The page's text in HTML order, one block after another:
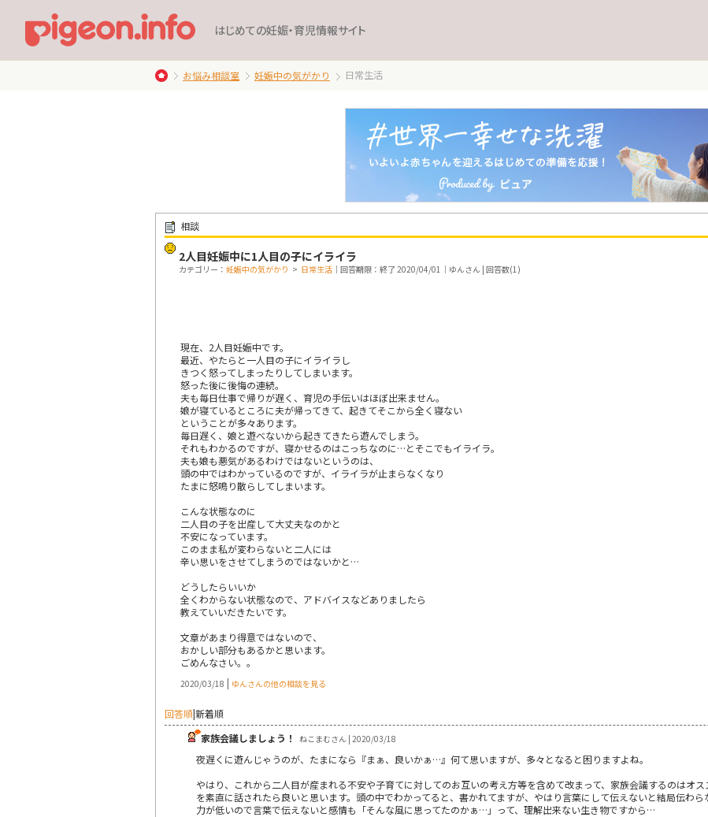
はじめての妊娠・育児情報サイト
お悩み相談室 妊娠中の気がかり 日常生活
相談
2人目妊娠中に1人目の子にイライラ
カテゴリー： 妊娠中の気がかり > 日常生活 ｜回答期限：終了 2020/04/01｜ゆんさん | 回答数(1)
現在、2人目妊娠中です。
最近、やたらと一人目の子にイライラし
きつく怒ってしまったりしてしまいます。
怒った後に後悔の連続。
夫も毎日仕事で帰りが遅く、育児の手伝いはほぼ出来ません。
娘が寝ているところに夫が帰ってきて、起きてそこから全く寝ない
ということが多々あります。
毎日遅く、娘と遊べないから起きてきたら遊んでしまう。
それもわかるのですが、寝かせるのはこっちなのに…とそこでもイライラ。
夫も娘も悪気があるわけではないというのは、
頭の中ではわかっているのですが、イライラが止まらなくなり
たまに怒鳴り散らしてしまいます。
こんな状態なのに
二人目の子を出産して大丈夫なのかと
不安になっています。
このまま私が変わらないと二人には
辛い思いをさせてしまうのではないかと…
どうしたらいいか
全くわからない状態なので、アドバイスなどありましたら
教えていいだきたいです。
文章があまり得意ではないので、
おかしい部分もあるかと思います。
ごめんなさい。。
2020/03/18 | ゆんさんの他の相談を見る
回答順|新着順
家族会議しましょう！
ねこまむさん | 2020/03/18
夜遅くに遊んじゃうのが、たまになら『まぁ、良いかぁ…』何て思いますが、多々となると困りますよね。
やはり、これから二人目が産まれる不安や子育てに対してのお互いの考え方等を含めて改まって、家族会議するのはオ
を素直に話されたら良いと思います。頭の中でわかってると、書かれてますが、やはり言葉にして伝えないと結局伝わ
力が低いので言葉で伝えないと感情も「そんな風に思ってたのかぁ…」って、理解出来ない生き物ですから…